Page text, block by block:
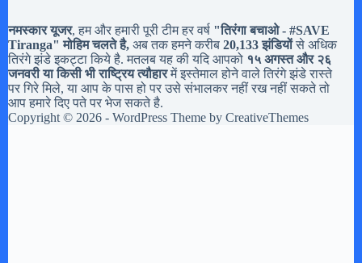
नमस्कार यूजर, हम और हमारी पूरी टीम हर वर्ष "तिरंगा बचाओ - #SAVE
Tiranga" मोहिम चलते है, अब तक हमने करीब 20,133 झंडियोंसे अधिक
तिरंगे झंडे इकट्टा किये है. मतलब यह की यदि आपको १५ अगस्त और २६
जनवरी या किसी भी राष्ट्रिय त्यौहारमें इस्तेमाल होने वाले तिरंगे झंडे रास्ते
पर गिरे मिले, या आप के पास हो पर उसे संभालकर नहीं रख नहीं सकते तो
आप हमारे दिए पते पर भेज सकते है.
Copyright © 2026 - WordPress Theme by CreativeThemes